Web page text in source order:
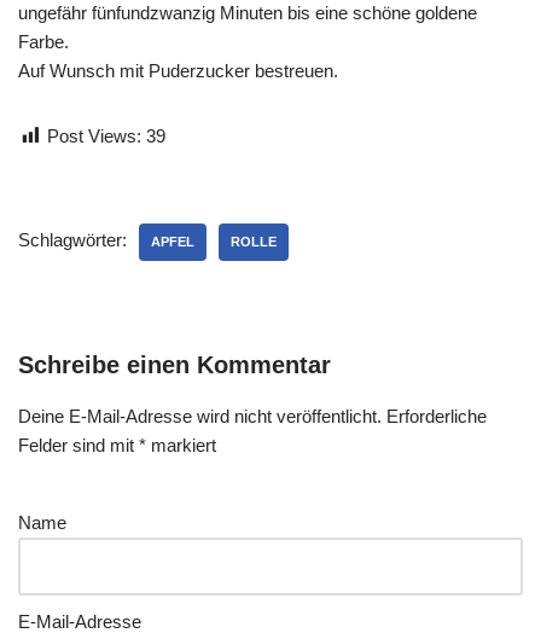
ungefähr fünfundzwanzig Minuten bis eine schöne goldene
Farbe.
Auf Wunsch mit Puderzucker bestreuen.
Post Views: 39
Schlagwörter: APFEL ROLLE
Schreibe einen Kommentar
Deine E-Mail-Adresse wird nicht veröffentlicht. Erforderliche
Felder sind mit * markiert
Name
E-Mail-Adresse